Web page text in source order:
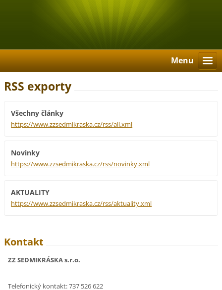
Menu
RSS exporty
Všechny články
https://www.zzsedmikraska.cz/rss/all.xml
Novinky
https://www.zzsedmikraska.cz/rss/novinky.xml
AKTUALITY
https://www.zzsedmikraska.cz/rss/aktuality.xml
Kontakt
ZZ SEDMIKRÁSKA s.r.o.
Telefonický kontakt: 737 526 622